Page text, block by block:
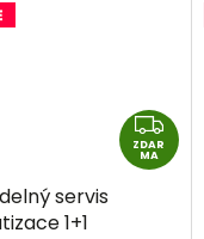
Z
D
ZDAR
MA
servis
1+1